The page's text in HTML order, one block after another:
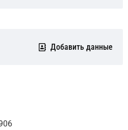
Добавить данные